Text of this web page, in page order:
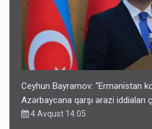
Ceyhun Bayramov: “Ermənistan
Azərbaycana qarşı ərazi iddiaları
4 Avqust 14:05